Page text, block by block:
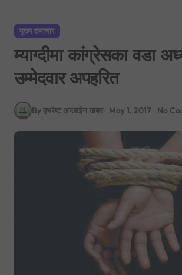
मुख्य समाचार
म्याग्दीमा कांग्रेसका वडा
उम्मेदवार अपहरित
By एभरेष्ट अन्लाईन खबर May 1, 2017 No